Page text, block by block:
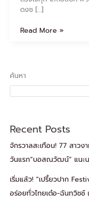
ดงช […]
Read More »
ค้นหา
Recent Posts
จักรวาลสะเทือน! 77 สาวง
วันแรก“บอสณวัฒน์” แนะ
เริ่มแล้ว! “เปรี้ยวปาก
อร่อยทั่วไทยเต๋อ-ฉันทวิช